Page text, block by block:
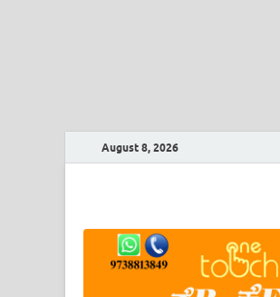
August 8, 2026